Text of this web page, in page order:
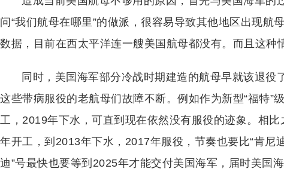
问“我们航母在哪里”的做派，很容易导致其他地区出现航
数据，目前在西太平洋连一艘美国航母都没有。而且这种
同时，美国海军部分冷战时期建造的航母早就该退
这些带病服役的老航母们故障不断。例如作为新型“福特”
工，2019年下水，可直到现在依然没有服役的迹象。相
年开工，到2013年下水，2017年服役，节奏也要比“肯尼
迪”号最快也要等到2025年才能交付美国海军，届时美国